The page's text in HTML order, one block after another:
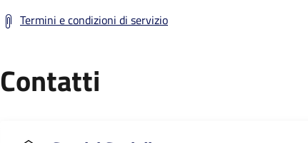
Termini e condizioni di servizio
Contatti